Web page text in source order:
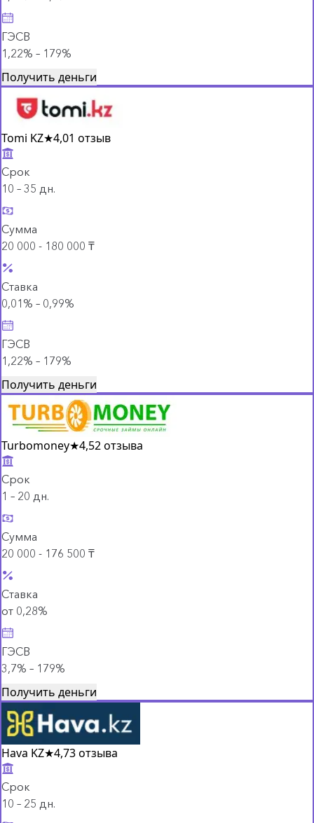
ГЭСВ
1,22% – 179%
Получить деньги
Tomi KZ★4,01 отзыв
Срок
10 – 35 дн.
Сумма
20 000 - 180 000 ₸
Ставка
0,01% – 0,99%
ГЭСВ
1,22% – 179%
Получить деньги
Turbomoney★4,52 отзыва
Срок
1 – 20 дн.
Сумма
20 000 - 176 500 ₸
Ставка
от 0,28%
ГЭСВ
3,7% – 179%
Получить деньги
Hava KZ★4,73 отзыва
Срок
10 – 25 дн.